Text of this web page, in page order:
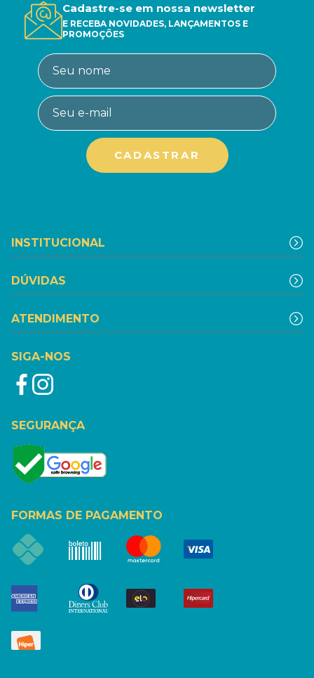
Cadastre-se em nossa newsletter
E RECEBA NOVIDADES, LANÇAMENTOS E
PROMOÇÕES
INSTITUCIONAL
DÚVIDAS
ATENDIMENTO
SIGA-NOS
SEGURANÇA
FORMAS DE PAGAMENTO